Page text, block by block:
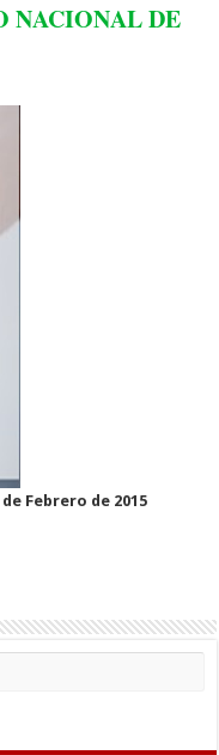
NACIONAL DE
Febrero de 2015